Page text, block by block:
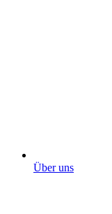
Über uns